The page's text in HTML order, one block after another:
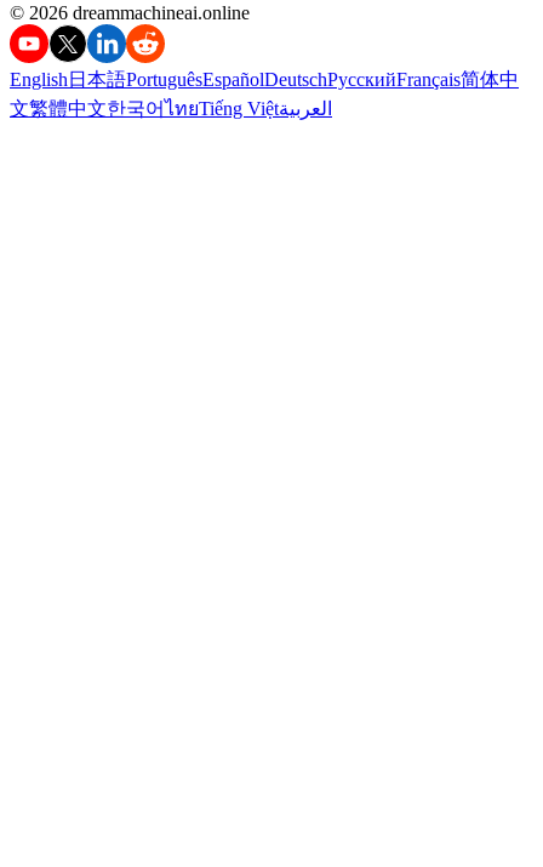
©️ 2026 dreammachineai.online
English 日本語PortuguêsEspañolDeutschРусскийFrançais简体中
文繁體中文한국어ไทยTiếng Việtالعربية